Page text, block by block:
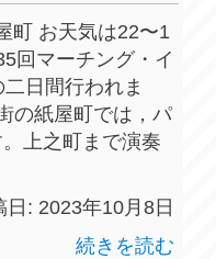
町 お天気は22〜1
回マーチング・イ
日間行われま
の紙屋町では，パ
上之町まで演奏
日: 2023年10月8日
続きを読む